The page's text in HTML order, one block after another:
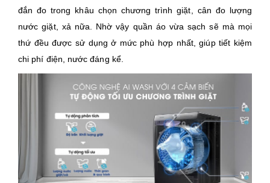
đắn đo trong khâu chọn chương trình giặt, cân đo lượng
nước giặt, xả nữa. Nhờ vậy quần áo vừa sạch sẽ mà mọi
thứ đều được sử dụng ở mức phù hợp nhất, giúp tiết kiệm
chi phí điện, nước đáng kể.